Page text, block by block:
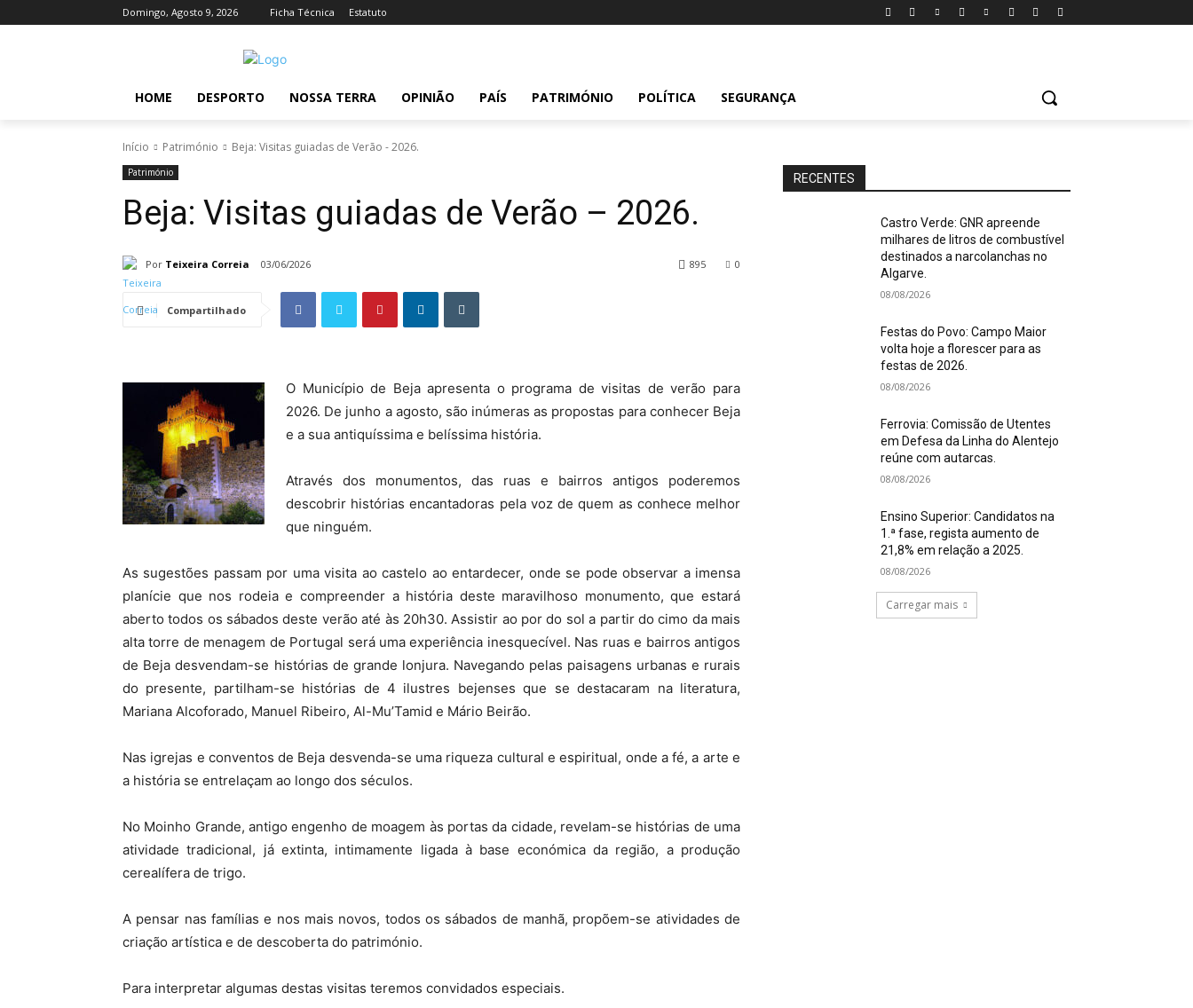
Domingo, Agosto 9, 2026 Ficha Técnica Estatuto
HOME DESPORTO NOSSA TERRA OPINIÃO PAÍS PATRIMÓNIO POLÍTICA SEGURANÇA
Início Património Beja: Visitas guiadas de Verão - 2026.
Património
Beja: Visitas guiadas de Verão – 2026.
Por Teixeira Correia 03/06/2026 0
895
Compartilhado
O Município de Beja apresenta o programa de visitas de verão para
2026. De junho a agosto, são inúmeras as propostas para conhecer Beja
e a sua antiquíssima e belíssima história.
Através dos monumentos, das ruas e bairros antigos poderemos
descobrir histórias encantadoras pela voz de quem as conhece melhor
que ninguém.
As sugestões passam por uma visita ao castelo ao entardecer, onde se pode observar a imensa
planície que nos rodeia e compreender a história deste maravilhoso monumento, que estará
aberto todos os sábados deste verão até às 20h30. Assistir ao por do sol a partir do cimo da mais
alta torre de menagem de Portugal será uma experiência inesquecível. Nas ruas e bairros antigos
de Beja desvendam-se histórias de grande lonjura. Navegando pelas paisagens urbanas e rurais
do presente, partilham-se histórias de 4 ilustres bejenses que se destacaram na literatura,
Mariana Alcoforado, Manuel Ribeiro, Al-Mu’Tamid e Mário Beirão.
Nas igrejas e conventos de Beja desvenda-se uma riqueza cultural e espiritual, onde a fé, a arte e
a história se entrelaçam ao longo dos séculos.
No Moinho Grande, antigo engenho de moagem às portas da cidade, revelam-se histórias de uma
atividade tradicional, já extinta, intimamente ligada à base económica da região, a produção
cerealífera de trigo.
A pensar nas famílias e nos mais novos, todos os sábados de manhã, propõem-se atividades de
criação artística e de descoberta do património.
Para interpretar algumas destas visitas teremos convidados especiais.
RECENTES
Castro Verde: GNR apreende
milhares de litros de combustível
destinados a narcolanchas no
Algarve.
08/08/2026
Festas do Povo: Campo Maior
volta hoje a florescer para as
festas de 2026.
08/08/2026
Ferrovia: Comissão de Utentes
em Defesa da Linha do Alentejo
reúne com autarcas.
08/08/2026
Ensino Superior: Candidatos na
1.ª fase, regista aumento de
21,8% em relação a 2025.
08/08/2026
Carregar mais